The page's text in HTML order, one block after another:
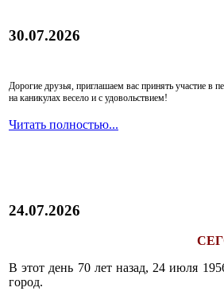
30.07.2026
Дорогие друзья, приглашаем вас принять участие
на каникулах весело и с удовольствием!
Читать полностью...
24.07.2026
В этот день 70 лет назад, 24 июля
город.